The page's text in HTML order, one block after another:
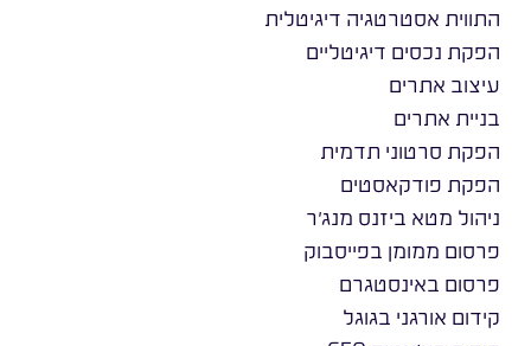
התווית אסטרטגיה דיגיטלית
הפקת נכסים דיגיטליים
עיצוב אתרים
בניית אתרים
הפקת סרטוני תדמית
הפקת פודקאסטים
ניהול מטא ביזנס מנג׳ר
פרסום ממומן בפייסבוק
פרסום באינסטגרם
קידום אורגני בגוגל